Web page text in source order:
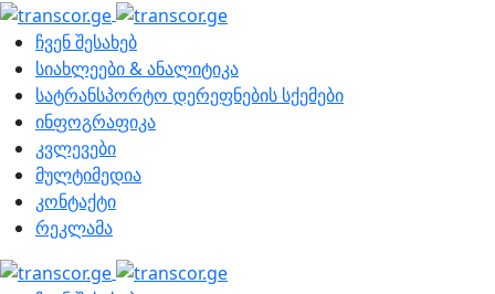
ჩვენ შესახებ
სიახლეები & ანალიტიკა
სატრანსპორტო დერეფნების სქემები
ინფოგრაფიკა
კვლევები
მულტიმედია
კონტაქტი
რეკლამა